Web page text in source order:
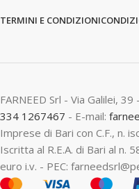
TERMINI E CONDIZIONI
FARNEED Srl - Via Galilei,
334 1267467 - E-mail:
Imprese di Bari con C.F., n.
Iscritta al R.E.A. di Bari al n.
euro i.v. - PEC: